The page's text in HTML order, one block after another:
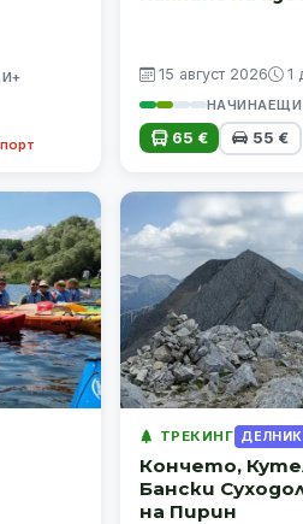
15 август 2026 1
НАЧИНАЕЩИ
65 € 55 €
ТРЕКИНГ ДЕЛНИК
Кончето,
Бански
на Пирин